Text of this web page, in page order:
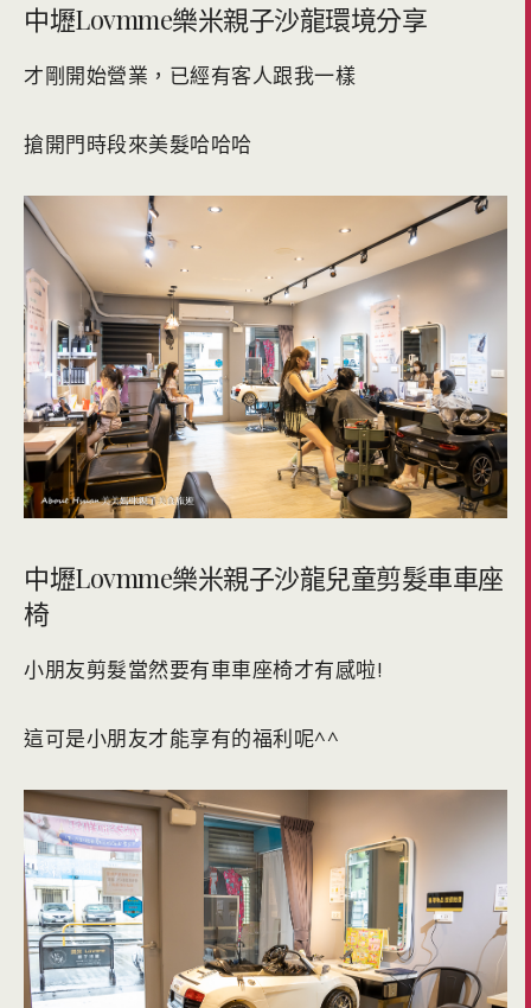
中壢Lovmme樂米親子沙龍環境分享
才剛開始營業，已經有客人跟我一樣
搶開門時段來美髮哈哈哈
中壢Lovmme樂米親子沙龍兒童剪髮車車座
椅
小朋友剪髮當然要有車車座椅才有感啦!
這可是小朋友才能享有的福利呢^^